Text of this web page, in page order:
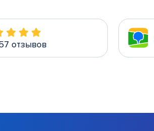
отзывов